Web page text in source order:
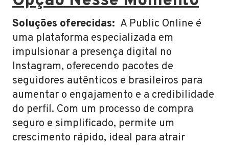
Soluções oferecidas: A Public Online é
uma plataforma especializada em
impulsionar a presença digital no
Instagram, oferecendo pacotes de
seguidores autênticos e brasileiros para
aumentar o engajamento e a credibilidade
do perfil. Com um processo de compra
seguro e simplificado, permite um
crescimento rápido, ideal para atrair